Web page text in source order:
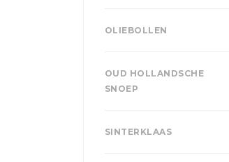
OLIEBOLLEN
OUD HOLLANDSCHE
SNOEP
SINTERKLAAS